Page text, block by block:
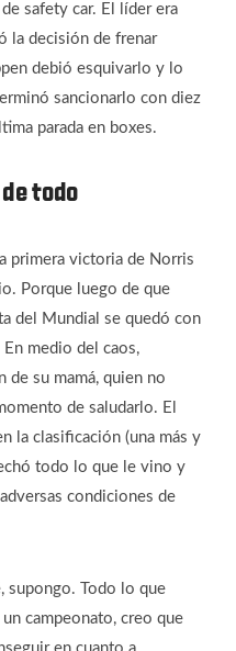
safety car. El líder era
la decisión de frenar
debió esquivarlo y lo
sancionarlo con diez
parada en boxes.
todo
primera victoria de Norris
Porque luego de que
del Mundial se quedó con
En medio del caos,
de su mamá, quien no
de saludarlo. El
la clasificación (una más y
todo lo que le vino y
condiciones de
supongo. Todo lo que
campeonato, creo que